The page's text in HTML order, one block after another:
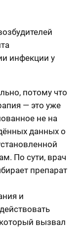
инфекции у
потому что
— это уже
не на
данных о
По сути, врач
препарат
и
вызвал